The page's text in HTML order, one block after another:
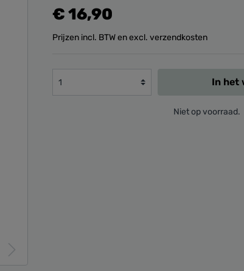
€ 16,90
Prijzen incl. BTW en excl. verzendkosten
In het
Niet op voorraad.